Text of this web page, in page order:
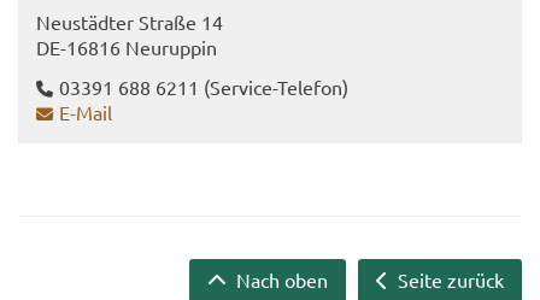
Neu­städ­ter Stra­ße 14
DE-​16816 Neu­rup­pin
03391 688 6211 (Service-​Telefon)
E-​Mail
Seite zurück
Nach oben